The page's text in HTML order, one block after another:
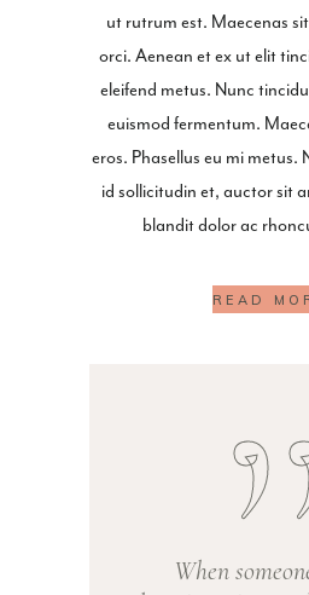
ut rutrum est. Maecenas
orci. Aenean et ex ut elit
eleifend metus. Nunc
euismod fermentum.
eros. Phasellus eu mi metus.
id sollicitudin et, auctor sit
blandit dolor ac
READ
When